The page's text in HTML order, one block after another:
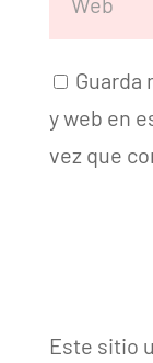
Guarda
y web en
vez que
Este sitio